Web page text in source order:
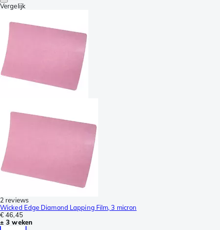
Vergelijk
2 reviews
Wicked Edge Diamond Lapping Film, 3 micron
€ 46,45
± 3 weken